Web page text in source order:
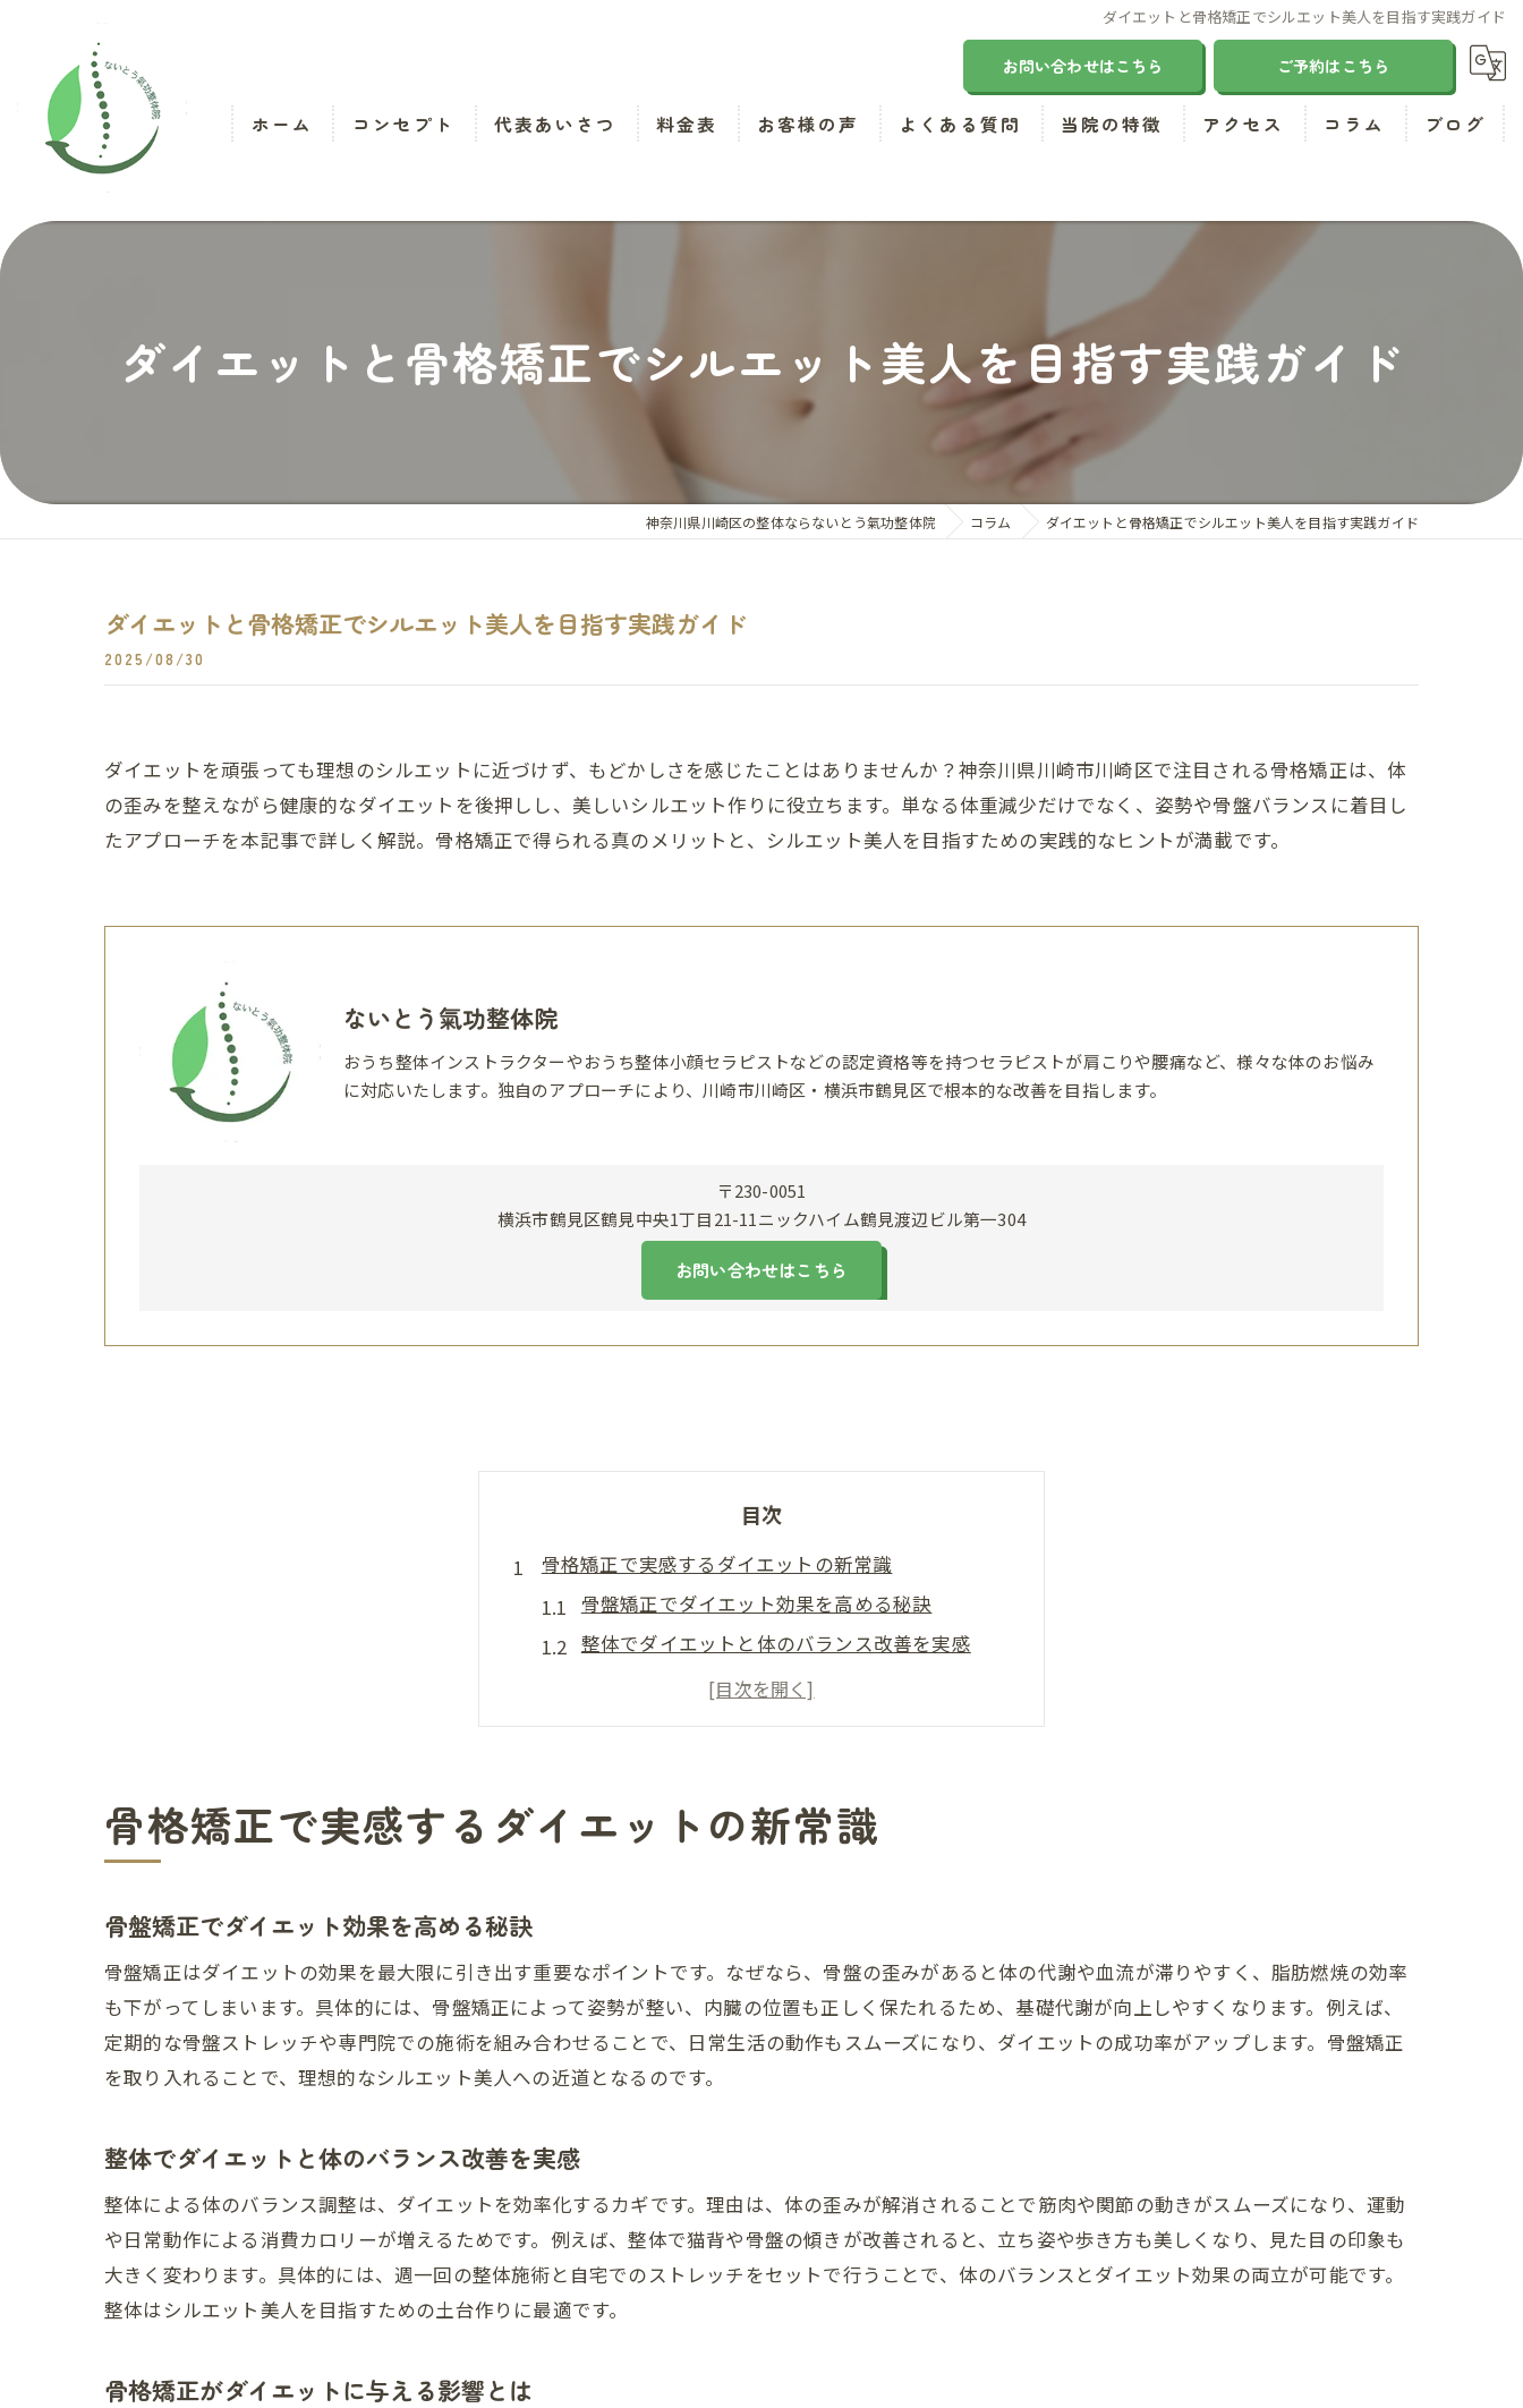
ダイエットと骨格矯正でシルエット美人を目指す実践ガイド
お問い合わせはこちら ご予約はこちら
ホーム コンセプト 代表あいさつ 料金表 お客様の声 よくある質問 当院の特徴
ダイエット
アクセス コラム ブログ
ダイエットと骨格矯正でシルエット美人を目指す実践ガイド
神奈川県川崎区の整体ならないとう氣功整体院 コラム ダイエットと骨格矯正でシルエット美人を目指す実践ガイド
ダイエットと骨格矯正でシルエット美人を目指す実践ガイド
2025/08/30
ダイエットを頑張っても理想のシルエットに近づけず、もどかしさを感じたことはありませんか？神奈川県川崎市川崎区で注目される骨格矯正は、体
の歪みを整えながら健康的なダイエットを後押しし、美しいシルエット作りに役立ちます。単なる体重減少だけでなく、姿勢や骨盤バランスに着目し
たアプローチを本記事で詳しく解説。骨格矯正で得られる真のメリットと、シルエット美人を目指すための実践的なヒントが満載です。
ないとう氣功整体院
おうち整体インストラクターやおうち整体小顔セラピストなどの認定資格等を持つセラピストが肩こりや腰痛など、様々な体のお悩み
に対応いたします。独自のアプローチにより、川崎市川崎区・横浜市鶴見区で根本的な改善を目指します。
〒230-0051
横浜市鶴見区鶴見中央1丁目21-11ニックハイム鶴見渡辺ビル第一304
お問い合わせはこちら
目次
骨格矯正で実感するダイエットの新常識
骨盤矯正でダイエット効果を高める秘訣
整体でダイエットと体のバランス改善を実感
骨格矯正がダイエットに与える影響とは
川崎の整体で始めるダイエット新習慣
骨盤矯正とダイエットの効果的な組み合わせ
美しいシルエットを生む骨格矯正の秘密
骨盤矯正の効果で理想のラインを目指す方法
川崎整体の骨格矯正で美しい体型を実現
ダイエットと骨格矯正で差がつくシルエット
骨盤矯正を活用したダイエット成功術の紹介
整体でダイエットのモチベーションを維持する
ダイエット挫折を防ぐ骨格矯正の魅力とは
骨格矯正とともにダイエットを楽しむコツ
ダイエットが続かない女性に骨盤矯正が人気
骨格矯正で実感するダイエットの新常識
骨盤矯正でダイエット効果を高める秘訣
骨盤矯正はダイエットの効果を最大限に引き出す重要なポイントです。なぜなら、骨盤の歪みがあると体の代謝や血流が滞りやすく、脂肪燃焼の効率
も下がってしまいます。具体的には、骨盤矯正によって姿勢が整い、内臓の位置も正しく保たれるため、基礎代謝が向上しやすくなります。例えば、
定期的な骨盤ストレッチや専門院での施術を組み合わせることで、日常生活の動作もスムーズになり、ダイエットの成功率がアップします。骨盤矯正
を取り入れることで、理想的なシルエット美人への近道となるのです。
整体でダイエットと体のバランス改善を実感
整体による体のバランス調整は、ダイエットを効率化するカギです。理由は、体の歪みが解消されることで筋肉や関節の動きがスムーズになり、運動
や日常動作による消費カロリーが増えるためです。例えば、整体で猫背や骨盤の傾きが改善されると、立ち姿や歩き方も美しくなり、見た目の印象も
大きく変わります。具体的には、週一回の整体施術と自宅でのストレッチをセットで行うことで、体のバランスとダイエット効果の両立が可能です。
整体はシルエット美人を目指すための土台作りに最適です。
骨格矯正がダイエットに与える影響とは